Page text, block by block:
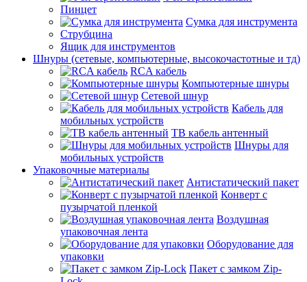
Пинцет
Сумка для инструмента
Струбцина
Ящик для инструментов
Шнуры (сетевые, компьютерные, высокочастотные и тд)
RCA кабель
Компьютерные шнуры
Сетевой шнур
Кабель для
мобильных устройств
ТВ кабель антенный
Шнуры для
мобильных устройств
Упаковочные материалы
Антистатический пакет
Конверт с
пузырчатой пленкой
Воздушная
упаковочная лента
Оборудование для
упаковки
Пакет с замком Zip-